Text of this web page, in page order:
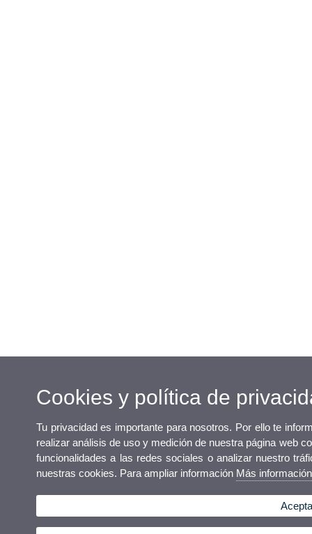
Cookies y política de
Tu privacidad es importante para nosotros. Por ello te
realizar análisis de uso y medición de nuestra página web
funcionalidades a las redes sociales o analizar nuestro
nuestras cookies. Para ampliar información Más información